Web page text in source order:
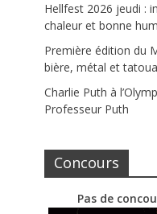
Hellfest 2026 jeudi :
chaleur et bonne
Première édition du
bière, métal et
Charlie Puth à
Professeur Puth
Concours
Pas de